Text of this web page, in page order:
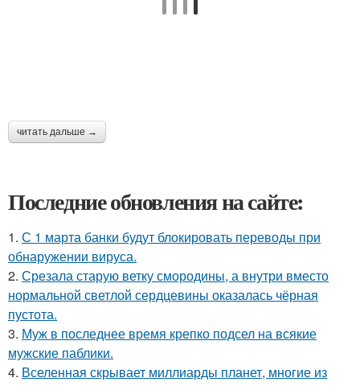
читать дальше →
Последние обновления на сайте:
1. С 1 марта банки будут блокировать переводы при
обнаружении вируса.
2. Срезала старую ветку смородины, а внутри вместо
нормальной светлой сердцевины оказалась чёрная
пустота.
3. Муж в последнее время крепко подсел на всякие
мужские паблики.
4. Вселенная скрывает миллиарды планет, многие из